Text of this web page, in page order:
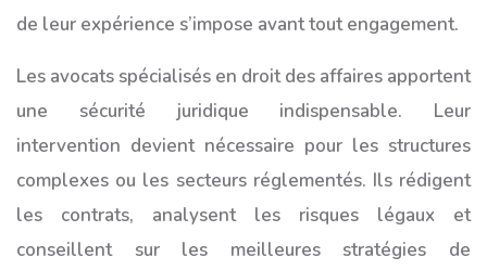
de leur expérience s’impose avant tout engagement.
Les avocats spécialisés en droit des affaires apportent
une sécurité juridique indispensable. Leur
intervention devient nécessaire pour les structures
complexes ou les secteurs réglementés. Ils rédigent
les contrats, analysent les risques légaux et
conseillent sur les meilleures stratégies de